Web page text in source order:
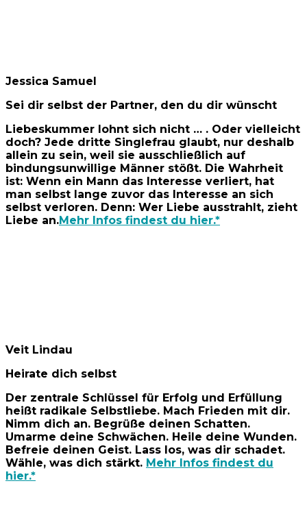
Jessica Samuel
Sei dir selbst der Partner, den du dir wünscht
Liebeskummer lohnt sich nicht … . Oder vielleicht
doch? Jede dritte Singlefrau glaubt, nur deshalb
allein zu sein, weil sie ausschließlich auf
bindungsunwillige Männer stößt. Die Wahrheit
ist: Wenn ein Mann das Interesse verliert, hat
man selbst lange zuvor das Interesse an sich
selbst verloren. Denn: Wer Liebe ausstrahlt, zieht
Liebe an.Mehr Infos findest du hier.*
Veit Lindau
Heirate dich selbst
Der zentrale Schlüssel für Erfolg und Erfüllung
heißt radikale Selbstliebe. Mach Frieden mit dir.
Nimm dich an. Begrüße deinen Schatten.
Umarme deine Schwächen. Heile deine Wunden.
Befreie deinen Geist. Lass los, was dir schadet.
Wähle, was dich stärkt. Mehr Infos findest du
hier.*